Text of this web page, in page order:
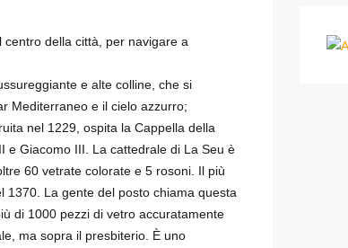
della città, per navigare a
e alte colline, che si
Mediterraneo e il cielo azzurro;
nel 1229, ospita la Cappella della
e Giacomo III. La cattedrale di La Seu è
60 vetrate colorate e 5 rosoni. Il più
La gente del posto chiama questa
di 1000 pezzi di vetro accuratamente
ma sopra il presbiterio. È uno